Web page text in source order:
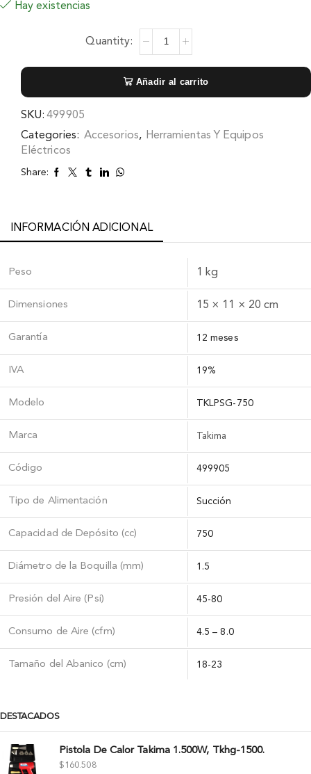
Hay existencias
Añadir al carrito
SKU: 499905
Categories: Accesorios, Herramientas Y Equipos
Eléctricos
Share:
INFORMACIÓN ADICIONAL
Peso 1 kg
Dimensiones 15 × 11 × 20 cm
Garantía 12 meses
IVA 19%
Modelo TKLPSG-750
Marca Takima
Código 499905
Tipo de Alimentación Succión
Capacidad de Depósito (cc) 750
Diámetro de la Boquilla (mm) 1.5
Presión del Aire (Psi) 45-80
Consumo de Aire (cfm) 4.5 – 8.0
Tamaño del Abanico (cm) 18-23
DESTACADOS
Pistola De Calor Takima 1.500W, Tkhg-1500.
$ 160.508